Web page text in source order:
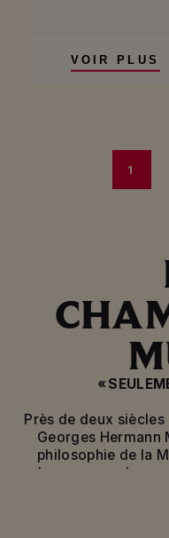
VOIR PLUS
1
«
Près de deux
Georges Hermann
philosophie de la
champagnes de